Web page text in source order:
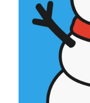
Feng Shui
Tablouri personalizate
Diplome si Plachete
Felicitari din lemn
Felicitari pentru cei dragi